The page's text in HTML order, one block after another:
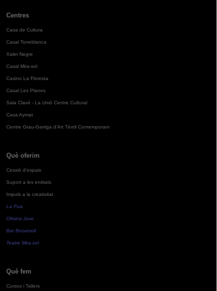
Centres
Casa de Cultura
Casal Torreblanca
Xalet Negre
Casal Mira-sol
Casino La Floresta
Casal Les Planes
Sala Clavé - La Unió Centre Cultural
Casa Aymat
Centre Grau-Garriga d'Art Tèxtil Contemporani
Què oferim
Cessió d'espais
Suport a les entitats
Impuls a la creativitat
La Pua
Oficina Jove
Bar Bocamoll
Teatre Mira-sol
Què fem
Cursos i Tallers